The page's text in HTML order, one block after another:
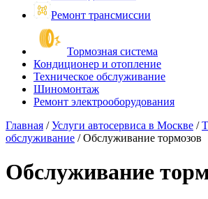
Ремонт трансмиссии
Тормозная система
Кондиционер и отопление
Техническое обслуживание
Шиномонтаж
Ремонт электрооборудования
Главная /Услуги автосервиса в Москве /
обслуживание /Обслуживание тормозов
Обслуживание